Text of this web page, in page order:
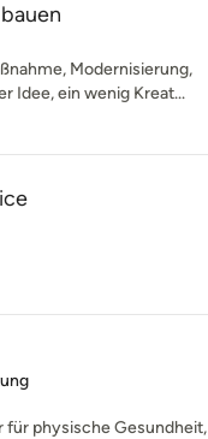
Modernisierung,
Idee, ein wenig Kreat...
5 von 5 Sternen
für physische Gesundheit,